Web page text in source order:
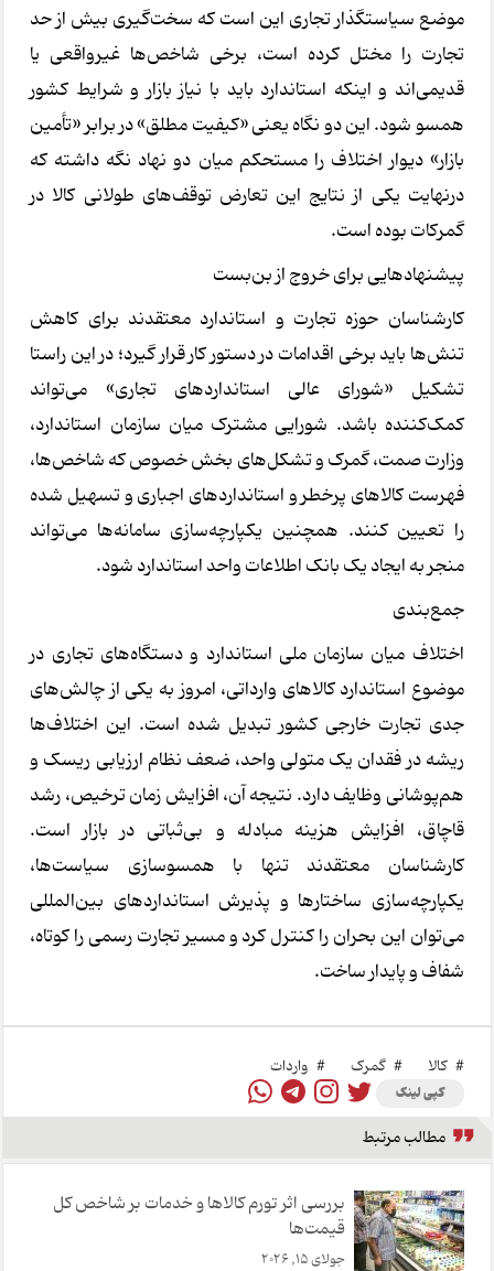
موضع سیاستگذار تجاری این است که سخت‌گیری بیش از حد
تجارت را مختل کرده است، برخی شاخص‌ها غیرواقعی یا
قدیمی‌اند و اینکه استاندارد باید با نیاز بازار و شرایط کشور
همسو شود. این دو نگاه یعنی «کیفیت مطلق» در برابر «تأمین
بازار» دیوار اختلاف را مستحکم میان دو نهاد نگه داشته که
درنهایت یکی از نتایج این تعارض توقف‌های طولانی کالا در
گمرکات بوده است.
پیشنهادهایی برای خروج از بن‌بست
کارشناسان حوزه تجارت و استاندارد معتقدند برای کاهش
تنش‌ها باید برخی اقدامات در دستور کار قرار گیرد؛ در این راستا
تشکیل «شورای عالی استانداردهای تجاری» می‌تواند
کمک‌کننده باشد. شورایی مشترک میان سازمان استاندارد،
وزارت صمت، گمرک و تشکل‌های بخش خصوص که شاخص‌ها،
فهرست کالاهای پرخطر و استانداردهای اجباری و تسهیل شده
را تعیین کنند. همچنین یکپارچه‌سازی سامانه‌ها می‌تواند
منجر به ایجاد یک بانک اطلاعات واحد استاندارد شود.
جمع‌بندی
اختلاف میان سازمان ملی استاندارد و دستگاه‌های تجاری در
موضوع استاندارد کالاهای وارداتی، امروز به یکی از چالش‌های
جدی تجارت خارجی کشور تبدیل شده است. این اختلاف‌ها
ریشه در فقدان یک متولی واحد، ضعف نظام ارزیابی ریسک و
هم‌پوشانی وظایف دارد. نتیجه آن، افزایش زمان ترخیص، رشد
قاچاق، افزایش هزینه مبادله و بی‌ثباتی در بازار است.
کارشناسان معتقدند تنها با همسوسازی سیاست‌ها،
یکپارچه‌سازی ساختارها و پذیرش استانداردهای بین‌المللی
می‌توان این بحران را کنترل کرد و مسیر تجارت رسمی را کوتاه،
شفاف و پایدار ساخت.
# کالا # گمرک # واردات
کپی لینک
مطالب مرتبط
بررسی اثر تورم کالاها و خدمات بر شاخص کل
قیمت‌ها
جولای 15, 2026